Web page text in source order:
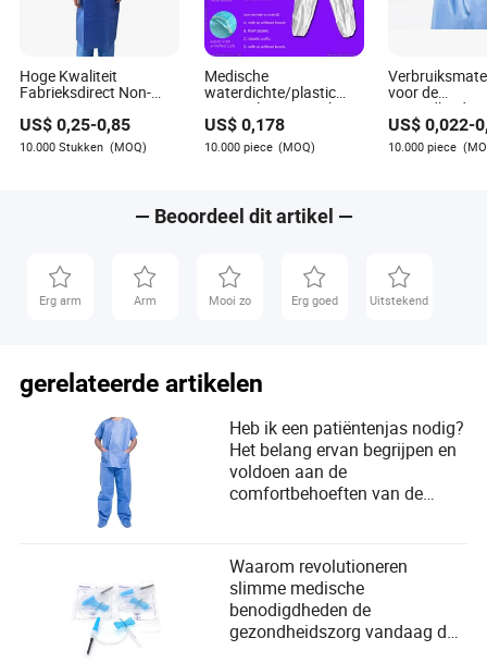
Hoge Kwaliteit
Fabrieksdirect Non-
Ziekenhuis
Patiëntjapon
US$0,25-0,85
10.000 Stukken (MOQ)
Medische
waterdichte/plastic
CPE/poly/PE/scrub/operatie/PP/SMS
niet-geweven
wegwerpbeschermende
isolatie chirurgisch
US$ 0,178
10.000 piece (MOQ)
voor de
Patiënt
Gown Robe
Ziekenhuis
US$0,022-
10.000 piece
— Beoordeel dit artikel —
Erg arm Arm Mooi zo Erg goed Uitstekend
gerelateerde artikelen
Heb ik een patiëntenjas nodig?
Het belang ervan begrijpen en
voldoen aan de
comfortbehoeften van de
Waarom revolutioneren
slimme medische
benodigdheden de
gezondheidszorg vandaag de